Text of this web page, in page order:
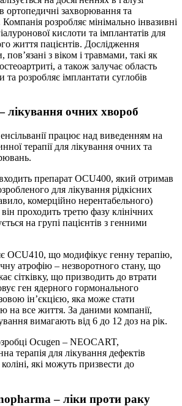
ортопедичні захворювання та
розробляє мінімально інвазивні
кислоти та імплантатів для
життя пацієнтів. Дослідження
з віком і травмами, такі як
а також залучає область
розробляє імплантати суглобів
лікування очних хвороб
працює над виведенням на
терапії для лікування очних та
препарат OCU400, який отримав
для лікування рідкісних
комерційно нерентабельного)
проходить третю фазу клінічних
на групі пацієнтів з генними
OCU410, що модифікує генну терапію,
атрофію – незворотного стану, що
сітківку, що призводить до втрати
ген ядерного гормонального
ін’єкцією, яка може стати
на все життя. За даними компанії,
вимагають від 6 до 12 доз на рік.
Ocugen – NEOCART,
терапія для лікування дефектів
які можуть призвести до
– ліки проти раку